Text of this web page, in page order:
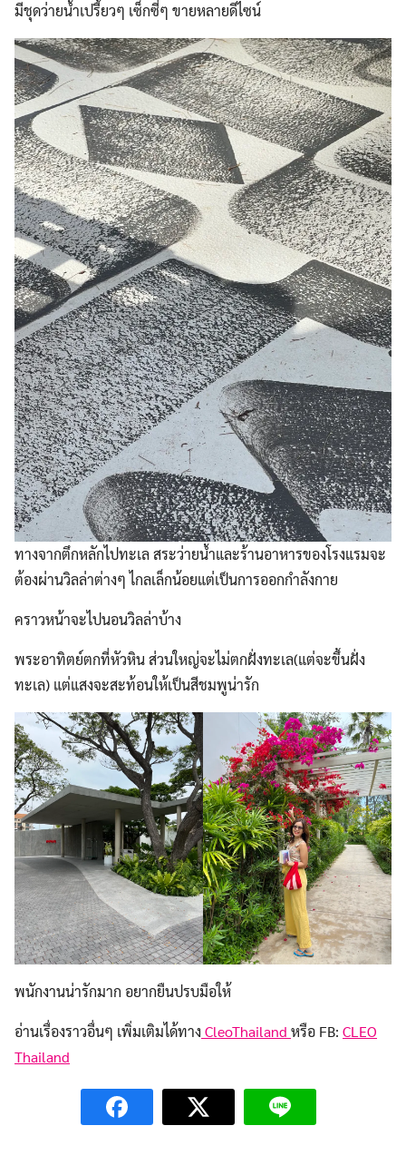
มีชุดว่ายน้ำเปรี้ยวๆ เซ็กซี่ๆ ขายหลายดีไซน์
ทางจากตึกหลักไปทะเล สระว่ายน้ำและร้านอาหารของโรงแรมจะ
ต้องผ่านวิลล่าต่างๆ ไกลเล็กน้อยแต่เป็นการออกกำลังกาย
คราวหน้าจะไปนอนวิลล่าบ้าง
พระอาทิตย์ตกที่หัวหิน ส่วนใหญ่จะไม่ตกฝั่งทะเล(แต่จะขึ้นฝั่ง
ทะเล) แต่แสงจะสะท้อนให้เป็นสีชมพูน่ารัก
พนักงานน่ารักมาก อยากยืนปรบมือให้
อ่านเรื่องราวอื่นๆ เพิ่มเติมได้ทาง CleoThailand หรือ FB: CLEO
Thailand